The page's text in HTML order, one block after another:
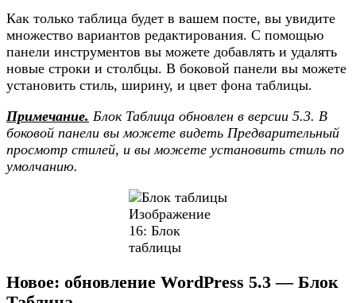
Как только таблица будет в вашем посте, вы увидите
множество вариантов редактирования. С помощью
панели инструментов вы можете добавлять и удалять
новые строки и столбцы. В боковой панели вы можете
установить стиль, ширину, и цвет фона таблицы.
Примечание. Блок Таблица обновлен в версии 5.3. В
боковой панели вы можете видеть Предварительный
просмотр стилей, и вы можете установить стиль по
умолчанию.
Изображение
16: Блок
таблицы
Новое: обновление WordPress 5.3 — Блок